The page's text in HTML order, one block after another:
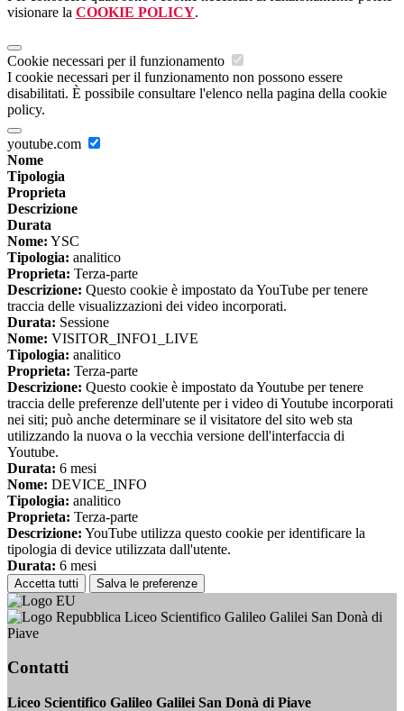
visionare la COOKIE POLICY.
Cookie necessari per il funzionamento
I cookie necessari per il funzionamento non possono essere
disabilitati. È possibile consultare l'elenco nella pagina della cookie
policy.
youtube.com
Nome
Tipologia
Proprieta
Descrizione
Durata
Nome: YSC
Tipologia: analitico
Proprieta: Terza-parte
Descrizione: Questo cookie è impostato da YouTube per tenere
traccia delle visualizzazioni dei video incorporati.
Durata: Sessione
Nome: VISITOR_INFO1_LIVE
Tipologia: analitico
Proprieta: Terza-parte
Descrizione: Questo cookie è impostato da Youtube per tenere
traccia delle preferenze dell'utente per i video di Youtube incorporati
nei siti; può anche determinare se il visitatore del sito web sta
utilizzando la nuova o la vecchia versione dell'interfaccia di
Youtube.
Durata: 6 mesi
Nome: DEVICE_INFO
Tipologia: analitico
Proprieta: Terza-parte
Descrizione: YouTube utilizza questo cookie per identificare la
tipologia di device utilizzata dall'utente.
Durata: 6 mesi
Accetta tutti Salva le preferenze
Liceo Scientifico Galileo Galilei San Donà di
Piave
Contatti
Liceo Scientifico Galileo Galilei San Donà di Piave